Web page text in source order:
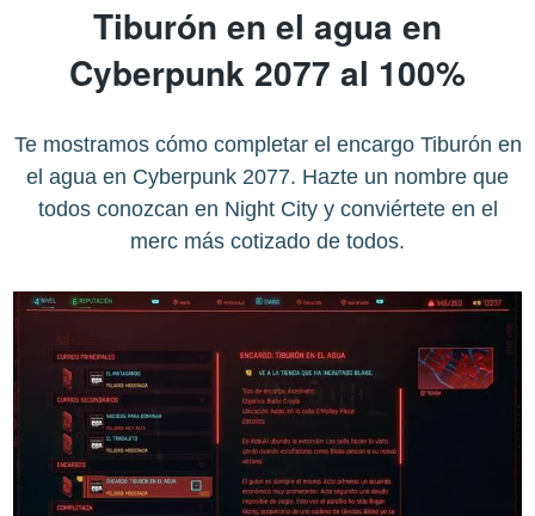
Tiburón en el agua en
Cyberpunk 2077 al 100%
Te mostramos cómo completar el encargo Tiburón en
el agua en Cyberpunk 2077. Hazte un nombre que
todos conozcan en Night City y conviértete en el
merc más cotizado de todos.